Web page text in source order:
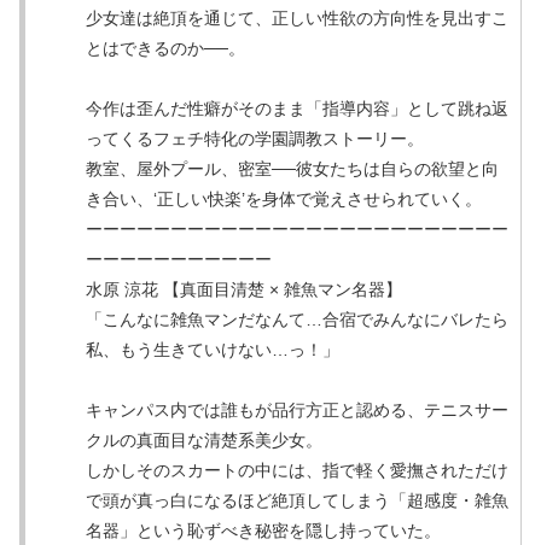
少女達は絶頂を通じて、正しい性欲の方向性を見出すこ
とはできるのか──。
今作は歪んだ性癖がそのまま「指導内容」として跳ね返
ってくるフェチ特化の学園調教ストーリー。
教室、屋外プール、密室──彼女たちは自らの欲望と向
き合い、‘正しい快楽’を身体で覚えさせられていく。
ーーーーーーーーーーーーーーーーーーーーーーーーー
ーーーーーーーーーーー
水原 涼花 【真面目清楚 × 雑魚マン名器】
「こんなに雑魚マンだなんて…合宿でみんなにバレたら
私、もう生きていけない…っ！」
キャンパス内では誰もが品行方正と認める、テニスサー
クルの真面目な清楚系美少女。
しかしそのスカートの中には、指で軽く愛撫されただけ
で頭が真っ白になるほど絶頂してしまう「超感度・雑魚
名器」という恥ずべき秘密を隠し持っていた。